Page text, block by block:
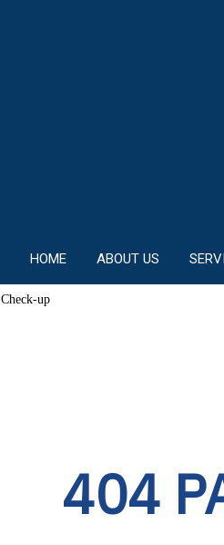
HOME ABOUT US
Check-up
404